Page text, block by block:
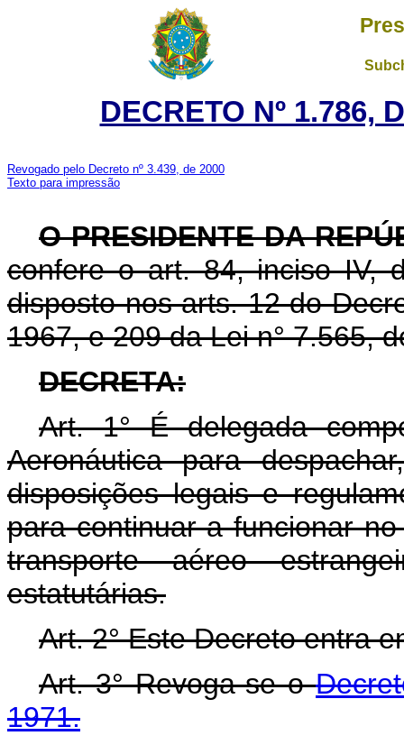
DECRETO Nº 1.786,
Revogado pelo Decreto nº 3.439, de 2000
Texto para impressão
O PRESIDENTE DA
confere o art. 84, inciso IV,
disposto nos arts. 12 do
1967, e 209 da Lei n° 7.565,
DECRETA:
Art. 1° É delegada
Aeronáutica para
disposições legais e
para continuar a funcionar
transporte aéreo
estatutárias.
Art. 2° Este Decreto entra
Art. 3° Revoga-se o
1971.